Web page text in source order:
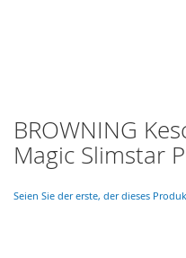
Zum
Anfang
der
springen
BROWNING
Magic Slimstar
Seien Sie der erste, der dieses